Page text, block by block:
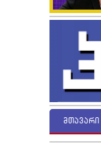
მთავარი